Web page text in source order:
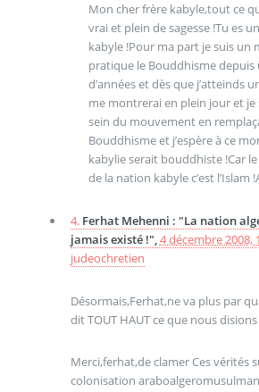
Mon cher frère kabyle,tout ce
vrai et plein de sagesse !Tu es
kabyle !Pour ma part je suis un
pratique le Bouddhisme
d’années et dès que j’atteinds
me montrerai en plein jour et je
sein du mouvement en
Bouddhisme et j’espère à ce
kabylie serait bouddhiste !Car
de la nation kabyle c’est l’Islam
4. Ferhat Mehenni : "La nation
jamais existé !",4 décembre 2008,
judeochretien
Désormais,Ferhat,ne va plus par
dit TOUT HAUT ce que nous
Merci,ferhat,de clamer Ces vérités
colonisation